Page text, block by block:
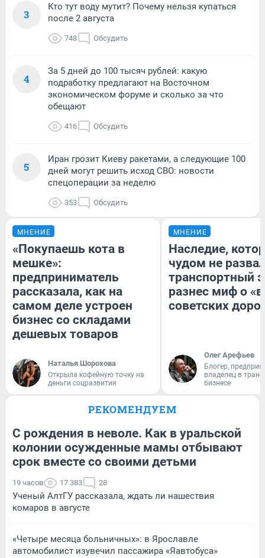
3
Кто тут воду мутит? Почему нельзя купаться
после 2 августа
748 Обсудить
4
За 5 дней до 100 тысяч рублей: какую
подработку предлагают на Восточном
экономическом форуме и сколько за что
обещают
416 Обсудить
5
Иран грозит Киеву ракетами, а следующие 100
дней могут решить исход СВО: новости
спецоперации за неделю
353 Обсудить
МНЕНИЕ
«Покупаешь кота в
мешке»:
предприниматель
рассказала, как на
самом деле устроен
бизнес со складами
дешевых товаров
Наталья Шорохова
Открыла кофейную точку на
деньги соцразвития
МНЕНИЕ
Наследие,
чудом не
транспортный
разнес миф о
советских
Олег Арефьев
Блогер,
владелец в
бизнесе
РЕКОМЕНДУЕМ
С рождения в неволе. Как в уральской
колонии осужденные мамы отбывают
срок вместе со своими детьми
19 часов 17 383 28
Ученый АлтГУ рассказала, ждать ли нашествия
комаров в августе
«Четыре месяца больничных»: в Ярославле
автомобилист изувечил пассажира «Яавтобуса»